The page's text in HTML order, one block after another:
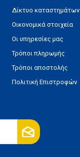
Δίκτυο καταστημάτων
Οικονομικά στοιχεία
Οι υπηρεσίες μας
Τρόποι πληρωμής
Τρόποι αποστολής
Πολιτική Επιστροφών